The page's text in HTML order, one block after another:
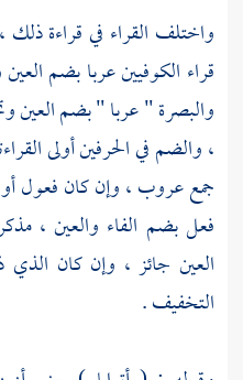
واختلف القراء في قراءة
قراء الكوفيين عربا بضم
والبصرة" عربا " بضم العين
، والضم في الحرفين أولى
جمع عروب ، وإن كان فعول أو
فعل بضم الفاء والعين ،
العين جائز ، وإن كان
التخفيف .